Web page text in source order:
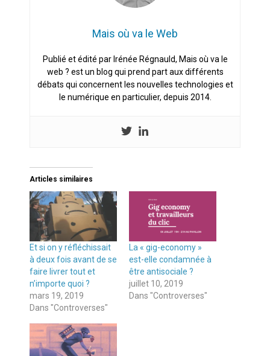
Mais où va le Web
Publié et édité par Irénée Régnauld, Mais où va le
web ? est un blog qui prend part aux différents
débats qui concernent les nouvelles technologies et
le numérique en particulier, depuis 2014.
Articles similaires
Et si on y réfléchissait
à deux fois avant de se
faire livrer tout et
n’importe quoi ?
mars 19, 2019
Dans "Controverses"
La « gig-economy »
est-elle condamnée à
être antisociale ?
juillet 10, 2019
Dans "Controverses"